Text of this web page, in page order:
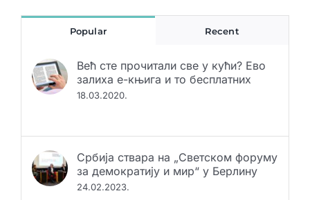
Већ сте прочитали све у кући? Ево
залиха е-књига и то бесплатних
Србија ствара на „Светском форуму
за демократију и мир“ у Берлину